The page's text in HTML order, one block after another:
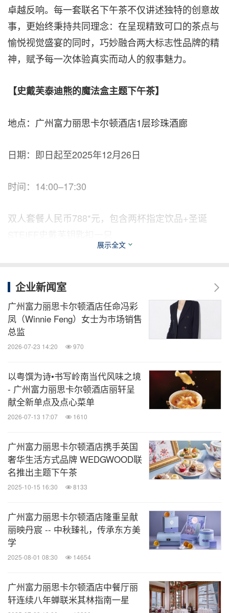
卓越反响。每一套联名下午茶不仅讲述独特的创意故
事，更始终秉持共同理念：在呈现精致可口的茶点与
愉悦视觉盛宴的同时，巧妙融合两大标志性品牌的精
神，赋予每一次体验真实而动人的叙事魅力。
【史戴芙泰迪熊的魔法盒主题下午茶】
地点：广州富力丽思卡尔顿酒店1层珍珠酒廊
日期：即日起至2025年12月26日
时间：14:00–17:30
双人套餐人民币788*元，包含两杯指定饮品+圣诞
详情咨询请电+8620-3813-6888，或电邮：
restauran
t.reservation@ritzcarlton.com
。
史戴芙
人玛格丽特•史戴芙（Margaret Steiff）制作大象毛绒
玩具时，它立即赢得了孩子们的喜爱，并为公司的发
展奠定了基础。1902年，玛格丽特的侄子理查德
并很快采用了受美国前总统西奥多•罗斯福启发而得
名的世界著名名称"泰迪熊"，为史戴芙（Steiff）品牌
带来了国际突破。140多年来，史戴芙（Steiff）一直
是高品质、优选材料、精美设计和高安全标准的典
范，每一只出品的动物都自豪地佩戴着"Button in
Ear"耳扣，象征着工艺、创意和精确的史戴芙设计和
品质，以及自1880年以来一点一滴的非凡历史。如
今，史戴芙（Steiff）在全球50多个国家和地区畅
广州富力丽思卡尔顿酒店
展示全文
企业新闻室
广州富力丽思卡尔顿酒店任命冯彩
凤（Winnie Feng）女士为市场销售
总监
2026-07-23 14:20 970
以粤馔为诗•书写岭南当代风味之境
- 广州富力丽思卡尔顿酒店丽轩呈
献全新单点及点心菜单
2026-07-13 17:07 1610
广州富力丽思卡尔顿酒店携手英国
奢华生活方式品牌 WEDGWOOD联
名推出主题下午茶
2025-10-15 16:30 8133
广州富力丽思卡尔顿酒店隆重呈献
丽映丹宸 -- 中秋臻礼，传承东方美
学
2025-08-01 08:30 14654
广州富力丽思卡尔顿酒店中餐厅丽
轩连续八年蝉联米其林指南一星